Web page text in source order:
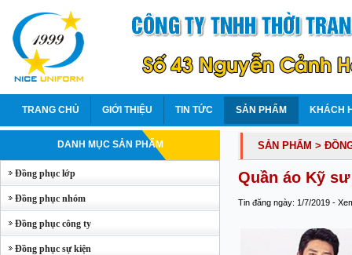
TRANG CHỦ GIỚI THIỆU TIN TỨC SẢN PHẨM KHÁCH
DANH MỤC SẢN PHẨM
Đồng phục lớp
Đồng phục nhóm
Đồng phục công ty
Đồng phục sự kiện
SẢN PHẨM >
Quần áo Kỹ
Tin đăng ngày: 1/7/2019 -